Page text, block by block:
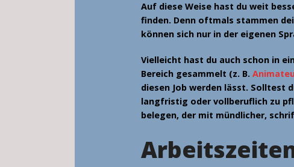
Auf diese Weise hast du weit
finden. Denn oftmals stammen
können sich nur in der eigenen
Vielleicht hast du auch schon in
Bereich gesammelt (z. B.
diesen Job werden lässt. Solltest
langfristig oder vollberuflich zu
belegen, der mit mündlicher,